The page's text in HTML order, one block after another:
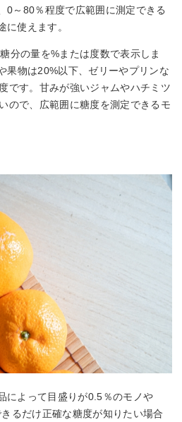
0～80％程度で広範囲に測定できる
に使えます。
分の量を%または度数で表示しま
果物は20%以下、ゼリーやプリンな
です。甘みが強いジャムやハチミツ
ので、広範囲に糖度を測定できるモ
によって目盛りが0.5％のモノや
るだけ正確な糖度が知りたい場合